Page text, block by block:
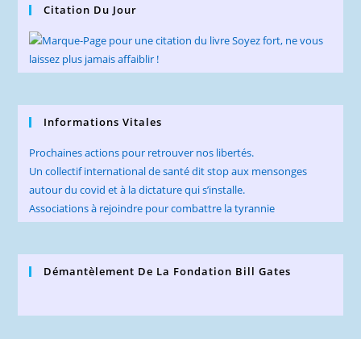
Citation Du Jour
Informations Vitales
Prochaines actions pour retrouver nos libertés.
Un collectif international de santé dit stop aux mensonges
autour du covid et à la dictature qui s’installe.
Associations à rejoindre pour combattre la tyrannie
Démantèlement De La Fondation Bill Gates